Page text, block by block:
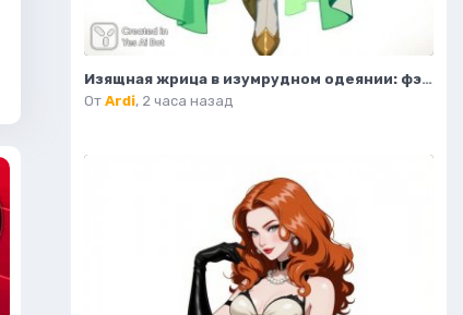
Изящная жрица в изумрудном одеянии: фэнтезийный портрет. Картинка из нейронной сети Flux.1
От Ardi, 2 часа назад